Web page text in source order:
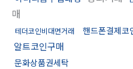
매
테더코인비대면거래 핸드폰결제코
알트코인구매
문화상품권세탁